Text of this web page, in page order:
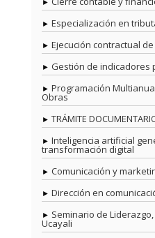
Especialización en
Ejecución contractual
Gestión de indicadores
Programación
Obras
TRÁMITE
Inteligencia artificial
transformación digital
Comunicación y
Dirección en
Seminario de
Ucayali